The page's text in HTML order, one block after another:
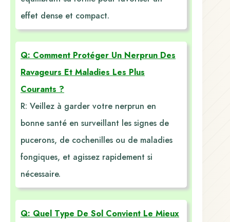
effet dense et compact.
Q: Comment Protéger Un Nerprun Des
Ravageurs Et Maladies Les Plus
Courants ?
R: Veillez à garder votre nerprun en
bonne santé en surveillant les signes de
pucerons, de cochenilles ou de maladies
fongiques, et agissez rapidement si
nécessaire.
Q: Quel Type De Sol Convient Le Mieux